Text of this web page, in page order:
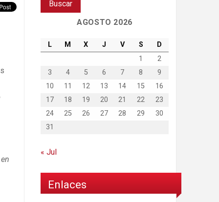
AGOSTO 2026
L M X J V S
D
1
2
3
4 5 6 7 8
9
10
11 12 13 14 15
16
17
18 19 20 21 22
23
24
25 26 27 28 29
30
31
« Jul
Enlaces